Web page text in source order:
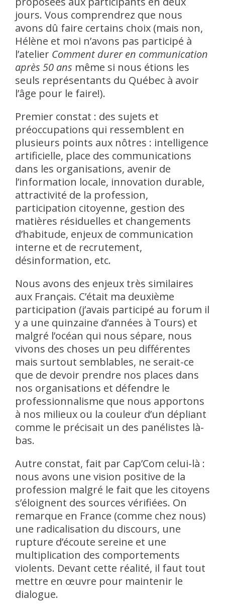
jours. Vous comprendrez que nous
avons dû faire certains choix (mais non,
Hélène et moi n’avons pas participé à
l’atelier Comment durer en communication
après 50 ans même si nous étions les
seuls représentants du Québec à avoir
l’âge pour le faire!).
Premier constat : des sujets et
préoccupations qui ressemblent en
plusieurs points aux nôtres : intelligence
artificielle, place des communications
dans les organisations, avenir de
l’information locale, innovation durable,
attractivité de la profession,
participation citoyenne, gestion des
matières résiduelles et changements
d’habitude, enjeux de communication
interne et de recrutement,
désinformation, etc.
Nous avons des enjeux très similaires
aux Français. C’était ma deuxième
participation (j’avais participé au forum il
y a une quinzaine d’années à Tours) et
malgré l’océan qui nous sépare, nous
vivons des choses un peu différentes
mais surtout semblables, ne serait-ce
que de devoir prendre nos places dans
nos organisations et défendre le
professionnalisme que nous apportons
à nos milieux ou la couleur d’un dépliant
comme le précisait un des panélistes là-
bas.
Autre constat, fait par Cap’Com celui-là :
nous avons une vision positive de la
profession malgré le fait que les citoyens
s’éloignent des sources vérifiées. On
remarque en France (comme chez nous)
une radicalisation du discours, une
rupture d’écoute sereine et une
multiplication des comportements
violents. Devant cette réalité, il faut tout
mettre en œuvre pour maintenir le
dialogue.